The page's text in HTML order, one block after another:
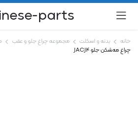
parts
خانه بدنه و اسکلت مجموعه چراغ جلو و عقب
چراغ مه‌شکن جلو JAC J4